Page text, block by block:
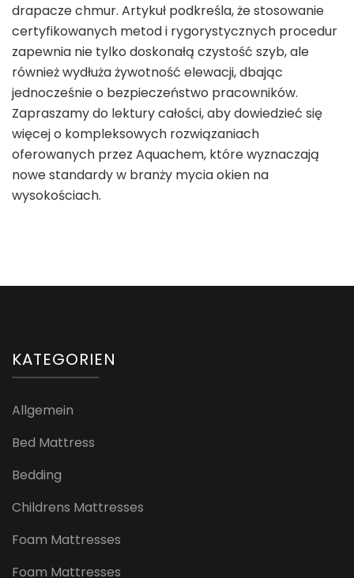
drapacze chmur. Artykuł podkreśla, że stosowanie
certyfikowanych metod i rygorystycznych procedur
zapewnia nie tylko doskonałą czystość szyb, ale
również wydłuża żywotność elewacji, dbając
jednocześnie o bezpieczeństwo pracowników.
Zapraszamy do lektury całości, aby dowiedzieć się
więcej o kompleksowych rozwiązaniach
oferowanych przez Aquachem, które wyznaczają
nowe standardy w branży mycia okien na
wysokościach.
KATEGORIEN
Allgemein
Bed Mattress
Bedding
Childrens Mattresses
Foam Mattresses
Foam Mattresses